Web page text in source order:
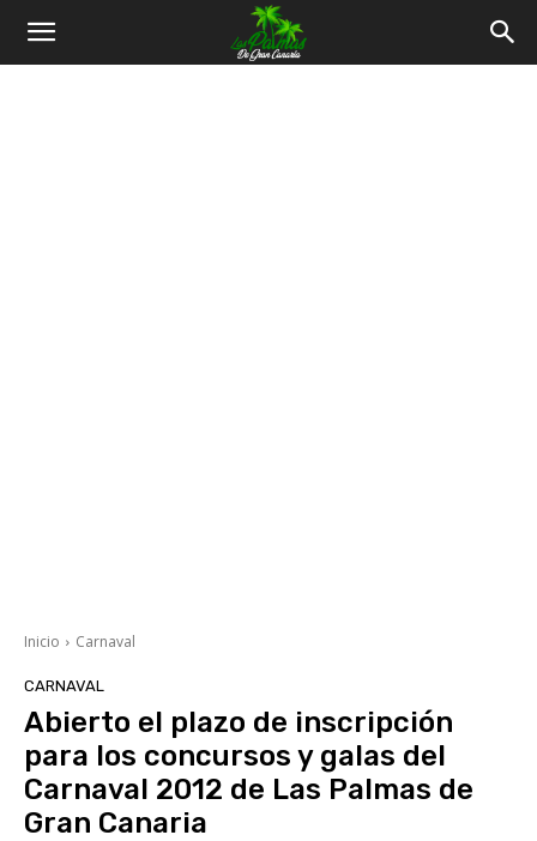
Inicio Carnaval
CARNAVAL
Abierto el plazo de inscripción
para los concursos y galas del
Carnaval 2012 de Las Palmas de
Gran Canaria